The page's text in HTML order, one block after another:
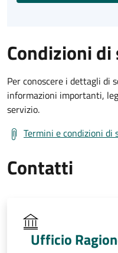
Condizioni
Per conoscere i dettagli di
informazioni importanti,
servizio.
Termini e condizioni di
Contatti
Ufficio